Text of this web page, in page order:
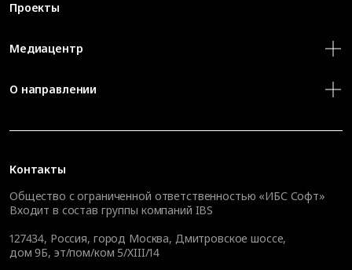
Контакты
Общество с ограниченной ответственностью «ИБС Софт»
Входит в состав группы компаний IBS
127434, Россия, город Москва, Дмитровское шоссе,
дом 9Б, эт/пом/ком 5/XIII/14
Проекты
Медиацентр
О направлении